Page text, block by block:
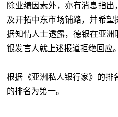
除业绩因素外，亦有消息指
及开拓中东市场铺路，并希望
据知情人士透露，德银在亚
银发言人就上述报道拒绝回应。
根据《亚洲私人银行家》的排
的排名为第一。